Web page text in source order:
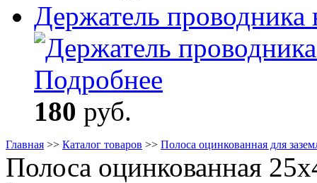
Держатель
Подробнее
180 руб.
Главная >> Каталог товаров >> Полоса оцинкованная для
Полоса оцинкованная